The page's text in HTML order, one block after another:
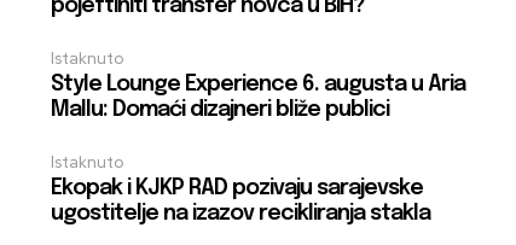
pojeftiniti transfer novca u BiH?
Istaknuto
Style Lounge Experience 6. augusta u Aria
Mallu: Domaći dizajneri bliže publici
Istaknuto
Ekopak i KJKP RAD pozivaju sarajevske
ugostitelje na izazov recikliranja stakla